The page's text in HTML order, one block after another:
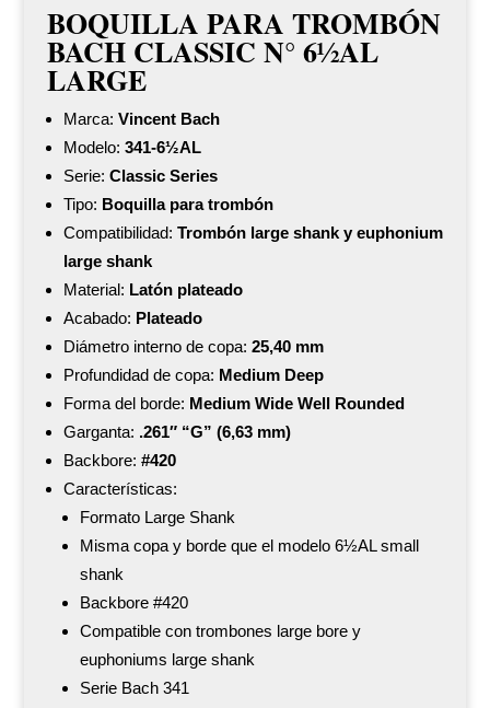
BOQUILLA PARA TROMBÓN
BACH CLASSIC N° 6½AL
LARGE
Marca: Vincent Bach
Modelo: 341-6½AL
Serie: Classic Series
Tipo: Boquilla para trombón
Compatibilidad: Trombón large shank y euphonium
large shank
Material: Latón plateado
Acabado: Plateado
Diámetro interno de copa: 25,40 mm
Profundidad de copa: Medium Deep
Forma del borde: Medium Wide Well Rounded
Garganta: .261″ “G” (6,63 mm)
Backbore: #420
Características:
Formato Large Shank
Misma copa y borde que el modelo 6½AL small
shank
Backbore #420
Compatible con trombones large bore y
euphoniums large shank
Serie Bach 341